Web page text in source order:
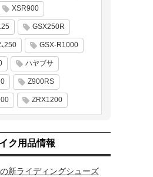
XSR900
GSX250R
250 GSX-R1000
ハヤブサ
Z900RS
ZRX1200
ク用品情報
新ライディングシューズ